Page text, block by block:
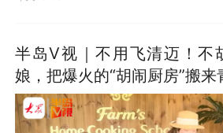
半岛V视｜不用飞清迈！不
娘，把爆火的“胡闹厨房”搬来